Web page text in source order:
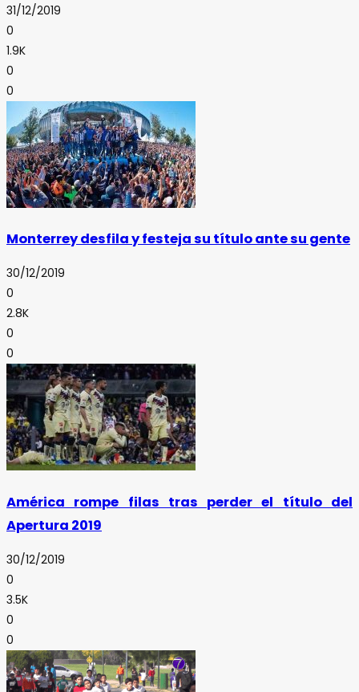
31/12/2019
0
1.9K
0
0
Monterrey desfila y festeja su título ante su gente
30/12/2019
0
2.8K
0
0
América rompe filas tras perder el título del
Apertura 2019
30/12/2019
0
3.5K
0
0